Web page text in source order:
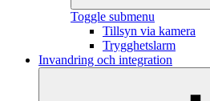
Toggle submenu
Tillsyn via kamera
Trygghetslarm
Invandring och integration